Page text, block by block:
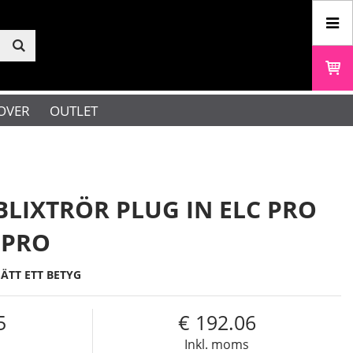
OUTLET
PLUG IN ELC PRO
ETT BETYG
Inkl. moms
192.06